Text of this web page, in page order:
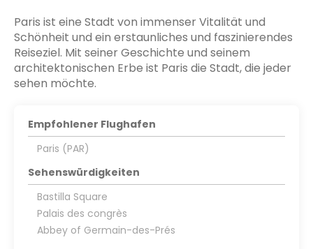
Paris ist eine Stadt von immenser Vitalität und
Schönheit und ein erstaunliches und faszinierendes
Reiseziel. Mit seiner Geschichte und seinem
architektonischen Erbe ist Paris die Stadt, die jeder
sehen möchte.
Empfohlener Flughafen
Paris (PAR)
Sehenswürdigkeiten
Bastilla Square
Palais des congrès
Abbey of Germain-des-Prés